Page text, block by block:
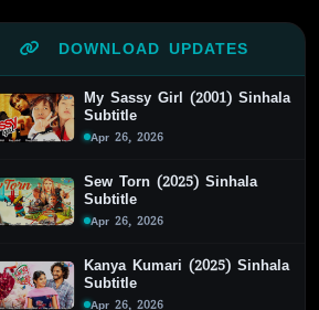
DOWNLOAD UPDATES
My Sassy Girl (2001) Sinhala
Subtitle
Apr 26, 2026
Sew Torn (2025) Sinhala
Subtitle
Apr 26, 2026
Kanya Kumari (2025) Sinhala
Subtitle
Apr 26, 2026